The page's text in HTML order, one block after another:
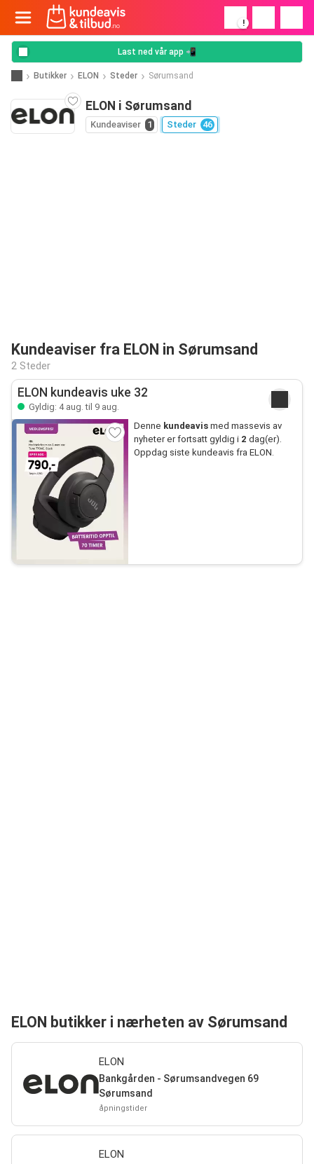
!
Last ned vår app 📲
Butikker ELON Steder Sørumsand
ELON i Sørumsand
Kundeaviser 1 Steder 46
Kundeaviser fra ELON in Sørumsand
2 Steder
ELON kundeavis uke 32
Gyldig: 4 aug. til 9 aug.
Denne kundeavismed massevis av
nyheter er fortsatt gyldig i 2 dag(er).
Oppdag siste kundeavis fra ELON.
ELON butikker i nærheten av Sørumsand
ELON
Bankgården - Sørumsandvegen 69
Sørumsand
åpningstider
ELON